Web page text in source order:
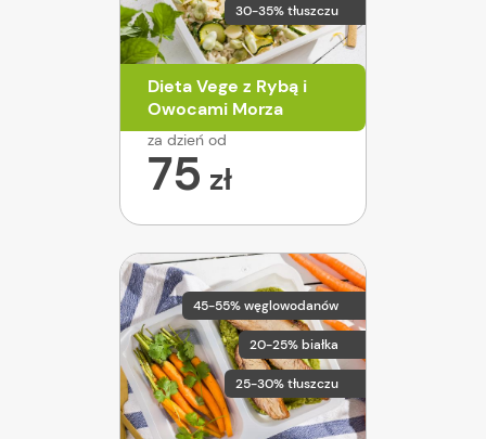
30-35% tłuszczu
Dieta Vege z Rybą i
Owocami Morza
za dzień od
75 zł
45-55% węglowodanów
20-25% białka
25-30% tłuszczu